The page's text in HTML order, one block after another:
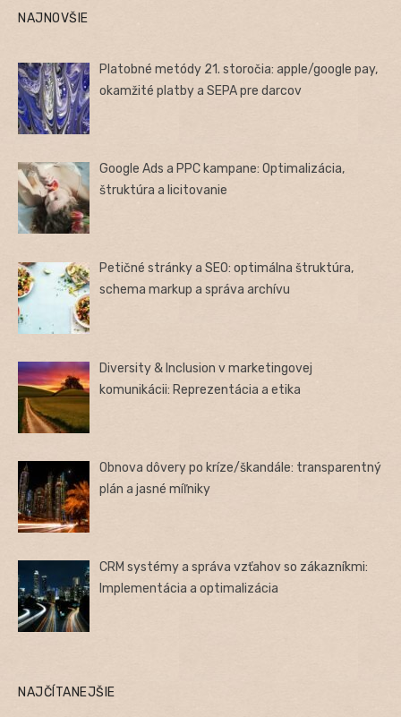
NAJNOVŠIE
Platobné metódy 21. storočia: apple/google pay,
okamžité platby a SEPA pre darcov
Google Ads a PPC kampane: Optimalizácia,
štruktúra a licitovanie
Petičné stránky a SEO: optimálna štruktúra,
schema markup a správa archívu
Diversity & Inclusion v marketingovej
komunikácii: Reprezentácia a etika
Obnova dôvery po kríze/škandále: transparentný
plán a jasné míľniky
CRM systémy a správa vzťahov so zákazníkmi:
Implementácia a optimalizácia
NAJČÍTANEJŠIE